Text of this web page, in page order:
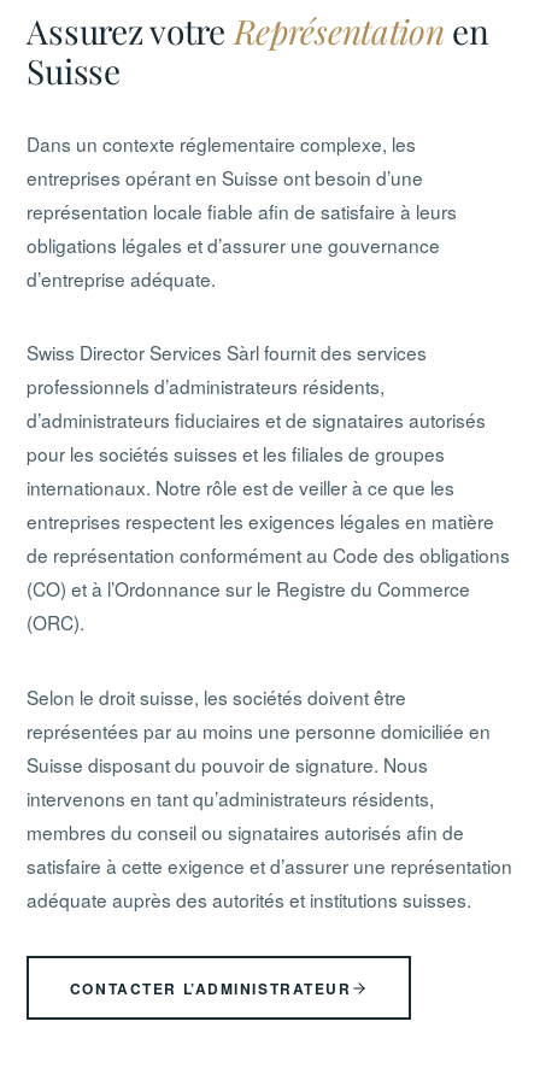
Assurez votre Représentation en
Suisse
Dans un contexte réglementaire complexe, les
entreprises opérant en Suisse ont besoin d’une
représentation locale fiable afin de satisfaire à leurs
obligations légales et d’assurer une gouvernance
d’entreprise adéquate.
Swiss Director Services Sàrl fournit des services
professionnels d’administrateurs résidents,
d’administrateurs fiduciaires et de signataires autorisés
pour les sociétés suisses et les filiales de groupes
internationaux. Notre rôle est de veiller à ce que les
entreprises respectent les exigences légales en matière
de représentation conformément au Code des obligations
(CO) et à l’Ordonnance sur le Registre du Commerce
(ORC).
Selon le droit suisse, les sociétés doivent être
représentées par au moins une personne domiciliée en
Suisse disposant du pouvoir de signature. Nous
intervenons en tant qu’administrateurs résidents,
membres du conseil ou signataires autorisés afin de
satisfaire à cette exigence et d’assurer une représentation
adéquate auprès des autorités et institutions suisses.
CONTACTER L’ADMINISTRATEUR